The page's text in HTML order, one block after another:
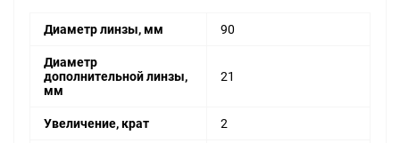
Диаметр линзы, мм 90
Диаметр
дополнительной линзы,
мм
21
Увеличение, крат 2